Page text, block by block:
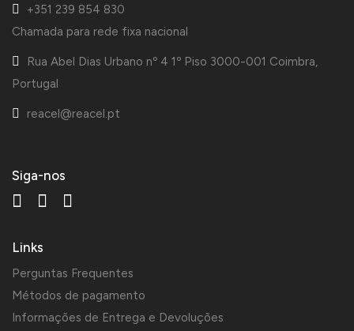
+351 239 854 830
Chamada para rede fixa nacional
Rua Abel Dias Urbano nº 4 1º Piso 3000-001 Coimbra,
Portugal
reacel@reacel.pt
Siga-nos
Links
Perguntas Frequentes
Métodos de pagamento
Informações de Entrega e Devoluções